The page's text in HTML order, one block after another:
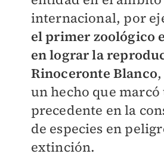
internacional, por
el primer zoológico
en lograr la
Rinoceronte Blanco
un hecho que marcó
precedente en la
de especies en
extinción.